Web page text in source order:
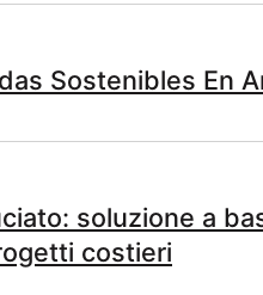
Sostenibles En
soluzione a
costieri